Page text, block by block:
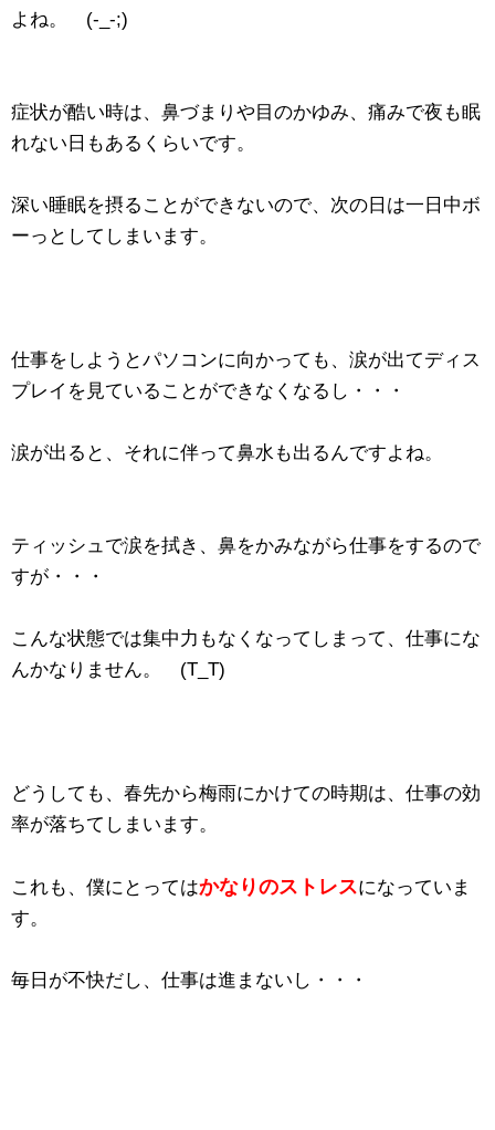
よね。 (-_-;)
症状が酷い時は、鼻づまりや目のかゆみ、痛みで夜も眠
れない日もあるくらいです。
深い睡眠を摂ることができないので、次の日は一日中ボ
ーっとしてしまいます。
仕事をしようとパソコンに向かっても、涙が出てディス
プレイを見ていることができなくなるし・・・
涙が出ると、それに伴って鼻水も出るんですよね。
ティッシュで涙を拭き、鼻をかみながら仕事をするので
すが・・・
こんな状態では集中力もなくなってしまって、仕事にな
んかなりません。 (T_T)
どうしても、春先から梅雨にかけての時期は、仕事の効
率が落ちてしまいます。
これも、僕にとってはかなりのストレスになっていま
す。
毎日が不快だし、仕事は進まないし・・・